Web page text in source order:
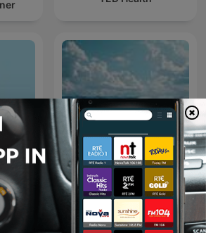
Info
Ocean Sounds